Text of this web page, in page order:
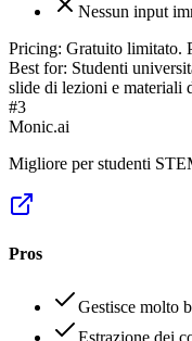
Nessun input
Pricing: Gratuito limitato.
Best for: Studenti
slide di lezioni e materiali
#3
Monic.ai
Migliore per studenti
Pros
Gestisce molto